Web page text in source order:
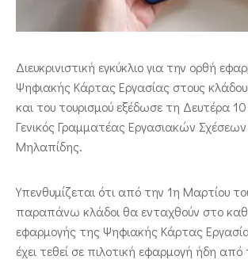
Διευκρινιστική εγκύκλιο για την ορθή
Ψηφιακής Κάρτας Εργασίας στους
και του τουρισμού εξέδωσε τη Δευτέρα
Γενικός Γραμματέας Εργασιακών Σχέσεων
Μηλαπίδης.
Υπενθυμίζεται ότι από την 1η Μαρτίου
παραπάνω κλάδοι θα ενταχθούν στο
εφαρμογής της Ψηφιακής Κάρτας
έχει τεθεί σε πιλοτική εφαρμογή ήδη